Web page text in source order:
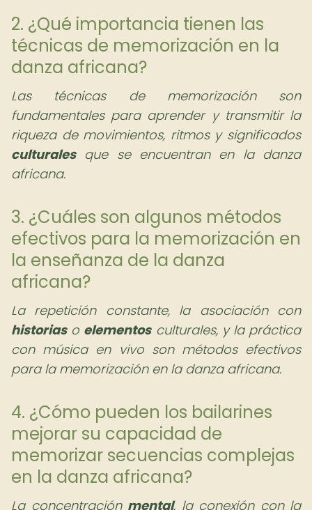
2. ¿Qué importancia tienen las
técnicas de memorización en la
danza africana?
Las técnicas de memorización son
fundamentales para aprender y transmitir la
riqueza de movimientos, ritmos y significados
culturalesque se encuentran en la danza
africana.
3. ¿Cuáles son algunos métodos
efectivos para la memorización en
la enseñanza de la danza
africana?
La repetición constante, la asociación con
historiaso elementosculturales, y la práctica
con música en vivo son métodos efectivos
para la memorización en la danza africana.
4. ¿Cómo pueden los bailarines
mejorar su capacidad de
memorizar secuencias complejas
en la danza africana?
La concentración mental, la conexión con la